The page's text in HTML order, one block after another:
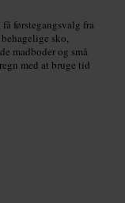
førstegangsvalg fra
sko,
madboder og små
med at bruge tid